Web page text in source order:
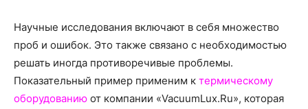
о
Научные исследования включают в себя множество
проб и ошибок. Это также связано с необходимостью
решать иногда противоречивые проблемы.
Показательный пример применим к термическому
оборудованию от компании «VacuumLux.Ru», которая